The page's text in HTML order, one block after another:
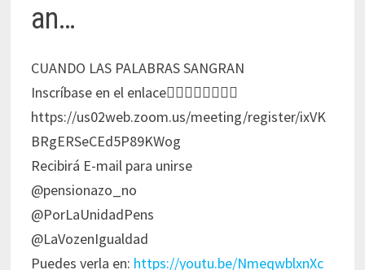
an…
CUANDO LAS PALABRAS SANGRAN
Inscríbase en el enlace👇🏻👇🏻👇🏻👇🏻
https://us02web.zoom.us/meeting/register/ixVK
BRgERSeCEd5P89KWog
Recibirá E-mail para unirse
@pensionazo_no
@PorLaUnidadPens
@LaVozenIgualdad
Puedes verla en: https://youtu.be/NmeqwblxnXc